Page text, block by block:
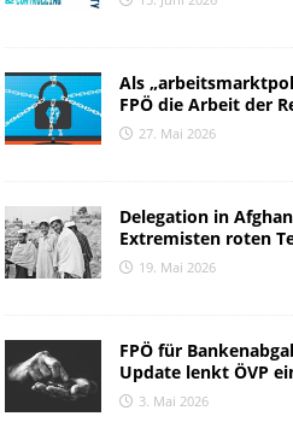
Als
FPÖ die Arbeit der
27. Mai 2026
Delegation in
Extremisten roten
19. Mai 2026
FPÖ für
Update lenkt ÖVP
3. Mai 2026